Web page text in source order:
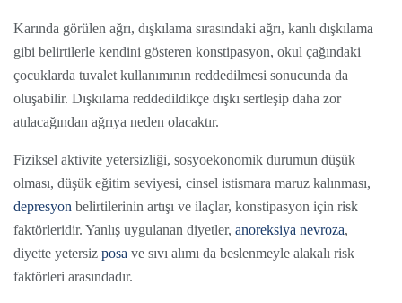
Karında görülen ağrı, dışkılama sırasındaki ağrı, kanlı dışkılama
gibi belirtilerle kendini gösteren konstipasyon, okul çağındaki
çocuklarda tuvalet kullanımının reddedilmesi sonucunda da
oluşabilir. Dışkılama reddedildikçe dışkı sertleşip daha zor
atılacağından ağrıya neden olacaktır.
Fiziksel aktivite yetersizliği, sosyoekonomik durumun düşük
olması, düşük eğitim seviyesi, cinsel istismara maruz kalınması,
depresyon belirtilerinin artışı ve ilaçlar, konstipasyon için risk
faktörleridir. Yanlış uygulanan diyetler, anoreksiya nevroza,
diyette yetersiz posa ve sıvı alımı da beslenmeyle alakalı risk
faktörleri arasındadır.